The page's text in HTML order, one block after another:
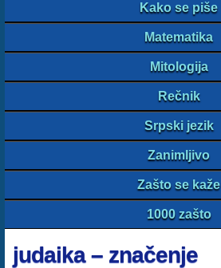
Kako se piše
Matematika
Mitologija
Rečnik
Srpski jezik
Zanimljivo
Zašto se kaže
1000 zašto
judaika – značenje